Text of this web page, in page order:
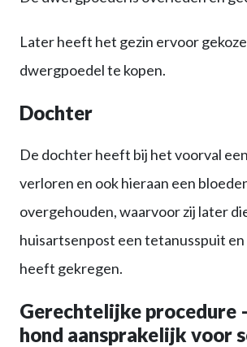
Later heeft het gezin ervoor
dwergpoedel te kopen.
Dochter
De dochter heeft bij het voorval
verloren en ook hieraan een
overgehouden, waarvoor zij later
huisartsenpost een tetanusspuit
heeft gekregen.
Gerechtelijke procedure
hond aansprakelijk voor